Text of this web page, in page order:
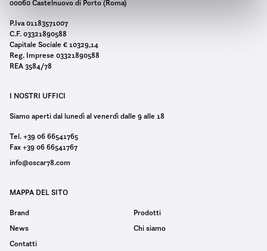
00060 Castelnuovo di Porto (Roma)
P.Iva 01183571007
C.F. 03321890588
Capitale Sociale € 10329,14
Reg. Imprese 03321890588
REA 3584/78
I NOSTRI UFFICI
Siamo aperti dal lunedì al venerdì dalle 9 alle 18
Tel. +39 06 66541765
Fax +39 06 66541767
info@oscar78.com
MAPPA DEL SITO
Brand
Prodotti
News
Chi siamo
Contatti